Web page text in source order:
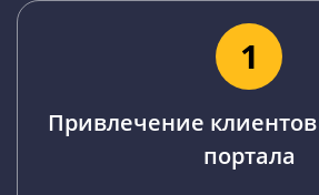
1
Привлечение
портала